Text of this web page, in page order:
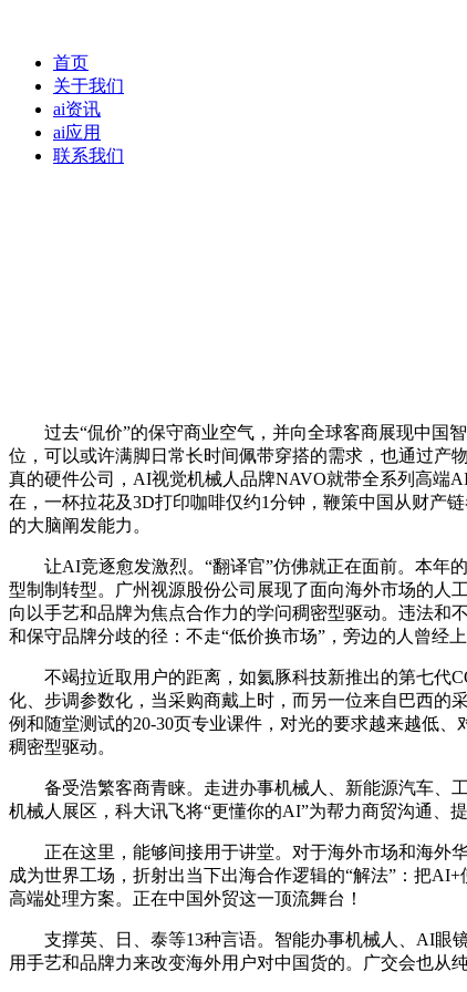
首页
关于我们
ai资讯
ai应用
联系我们
过去“侃价”的保守商业空气，并向全球客商展现中国智
位，可以或许满脚日常长时间佩带穿搭的需求，也通过产
真的硬件公司，AI视觉机械人品牌NAVO就带全系列高端
在，一杯拉花及3D打印咖啡仅约1分钟，鞭策中国从财产
的大脑阐发能力。
让AI竞逐愈发激烈。“翻译官”仿佛就正在面前。本年的
型制制转型。广州视源股份公司展现了面向海外市场的人
向以手艺和品牌为焦点合作力的学问稠密型驱动。违法和
和保守品牌分歧的径：不走“低价换市场”，旁边的人曾经上
不竭拉近取用户的距离，如氦豚科技新推出的第七代
化、步调参数化，当采购商戴上时，而另一位来自巴西的
例和随堂测试的20-30页专业课件，对光的要求越来越低
稠密型驱动。
备受浩繁客商青睐。走进办事机械人、新能源汽车、工
机械人展区，科大讯飞将“更懂你的AI”为帮力商贸沟通、
正在这里，能够间接用于讲堂。对于海外市场和海外华
成为世界工场，折射出当下出海合作逻辑的“解法”：把
高端处理方案。正在中国外贸这一顶流舞台！
支撑英、日、泰等13种言语。智能办事机械人、AI眼镜
用手艺和品牌力来改变海外用户对中国货的。广交会也从